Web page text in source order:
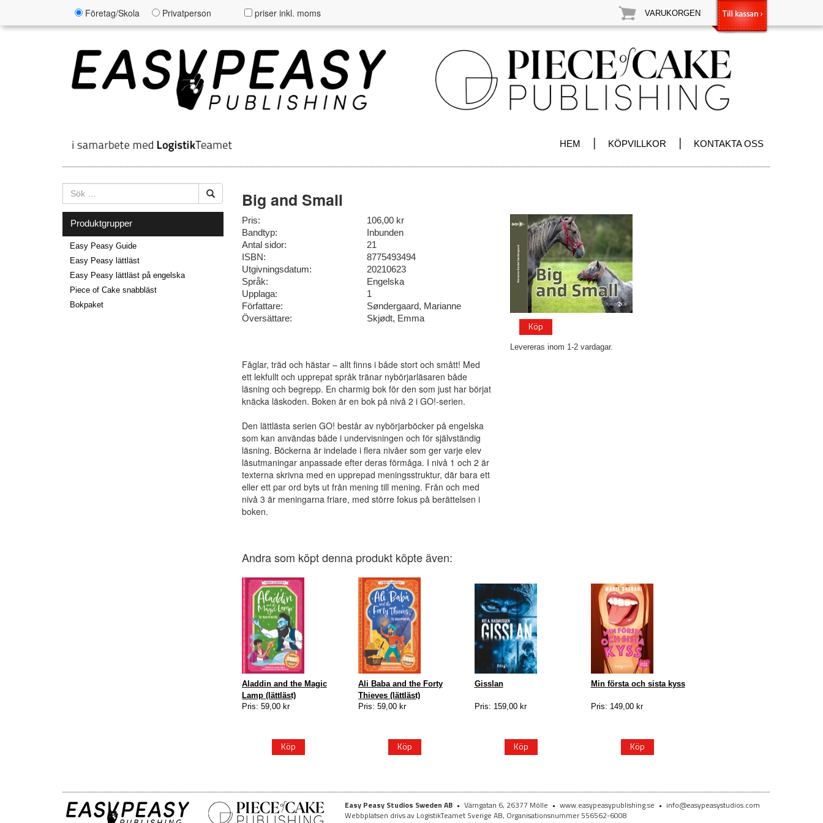
Företag/Skola Privatperson priser inkl. moms VARUKORGEN
HEM | KÖPVILLKOR | KONTAKTA OSS
Produktgrupper
Easy Peasy Guide
Easy Peasy lättläst
Easy Peasy lättläst på engelska
Piece of Cake snabbläst
Bokpaket
Big and Small
Köp
Levereras inom 1-2 vardagar.
Pris:
106,00 kr
Bandtyp:
Inbunden
Antal sidor:
21
ISBN:
8775493494
Utgivningsdatum:
20210623
Språk:
Engelska
Upplaga:
1
Författare:
Søndergaard, Marianne
Översättare:
Skjødt, Emma
Fåglar, träd och hästar – allt finns i både stort och smått! Med
ett lekfullt och upprepat språk tränar nybörjarläsaren både
läsning och begrepp. En charmig bok för den som just har börjat
knäcka läskoden. Boken är en bok på nivå 2 i GO!-serien.
Den lättlästa serien GO! består av nybörjarböcker på engelska
som kan användas både i undervisningen och för självständig
läsning. Böckerna är indelade i flera nivåer som ger varje elev
läsutmaningar anpassade efter deras förmåga. I nivå 1 och 2 är
texterna skrivna med en upprepad meningsstruktur, där bara ett
eller ett par ord byts ut från mening till mening. Från och med
nivå 3 är meningarna friare, med större fokus på berättelsen i
boken.
Andra som köpt denna produkt köpte även:
Aladdin and the Magic
Lamp (lättläst)
Pris: 59,00 kr
Köp
Ali Baba and the Forty
Thieves (lättläst)
Pris: 59,00 kr
Köp
Gisslan
Pris: 159,00 kr
Köp
Min första och sista kyss
Pris: 149,00 kr
Köp
Easy Peasy Studios Sweden AB • Värngatan 6, 26377 Mölle • www.easypeasypublishing.se • info@easypeasystudios.com
Webbplatsen drivs av LogistikTeamet Sverige AB, Organisationsnummer 556562-6008